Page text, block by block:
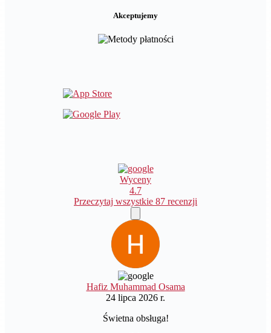
Akceptujemy
Wyceny
4.7
Przeczytaj wszystkie 87 recenzji
Hafiz Muhammad Osama
24 lipca 2026 r.
Świetna obsługa!